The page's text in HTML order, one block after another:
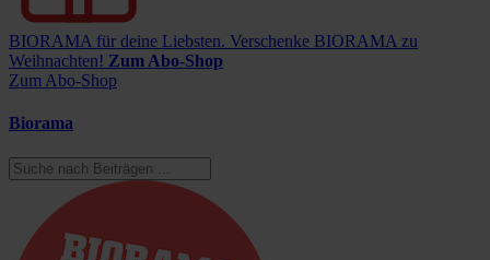
BIORAMA für deine Liebsten. Verschenke BIORAMA zu
Weihnachten! Zum Abo-Shop
Zum Abo-Shop
Biorama